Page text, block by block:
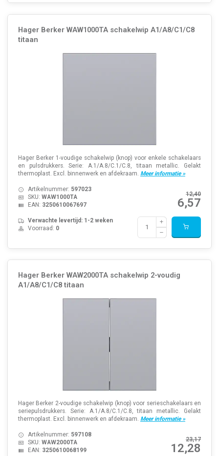
Hager Berker WAW1000TA schakelwip A1/A8/C1/C8
titaan
Hager Berker 1-voudige schakelwip (knop) voor enkele schakelaars
en pulsdrukkers. Serie: A.1/A.8/C.1/C.8, titaan metallic. Gelakt
thermoplast. Excl. binnenwerk en afdekraam. Meer informatie »
12,40
6,57
Artikelnummer: 597023
SKU: WAW1000TA
EAN: 3250610067697
Verwachte levertijd: 1-2 weken
Voorraad: 0
Hager Berker WAW2000TA schakelwip 2-voudig
A1/A8/C1/C8 titaan
Hager Berker 2-voudige schakelwip (knop) voor serieschakelaars en
seriepulsdrukkers. Serie: A.1/A.8/C.1/C.8, titaan metallic. Gelakt
thermoplast. Excl. binnenwerk en afdekraam. Meer informatie »
23,17
12,28
Artikelnummer: 597108
SKU: WAW2000TA
EAN: 3250610068199